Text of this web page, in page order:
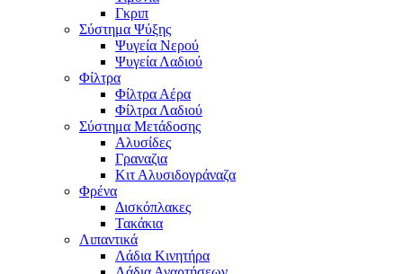
Γκριπ
Σύστημα Ψύξης
Ψυγεία Νερού
Ψυγεία Λαδιού
Φίλτρα
Φίλτρα Αέρα
Φίλτρα Λαδιού
Σύστημα Μετάδοσης
Αλυσίδες
Γραναζια
Κιτ Αλυσιδογράναζα
Φρένα
Δισκόπλακες
Τακάκια
Λιπαντικά
Λάδια Κινητήρα